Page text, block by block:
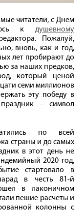
читатели, с Днем
к душевному
Пожалуй,
вновь, как и год,
лет пробирают до
за наших предков,
который ценой
семи миллионов
эту победу в
– символ
по всей
страны и до самых
в этот день не
2020 год,
стартовало в
в честь 81-й
в лаконичном
пешие расчеты и
колонны с